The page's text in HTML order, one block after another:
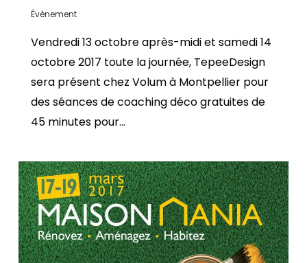
Évènement
Vendredi 13 octobre après-midi et samedi 14
octobre 2017 toute la journée, TepeeDesign
sera présent chez Volum à Montpellier pour
des séances de coaching déco gratuites de
45 minutes pour…